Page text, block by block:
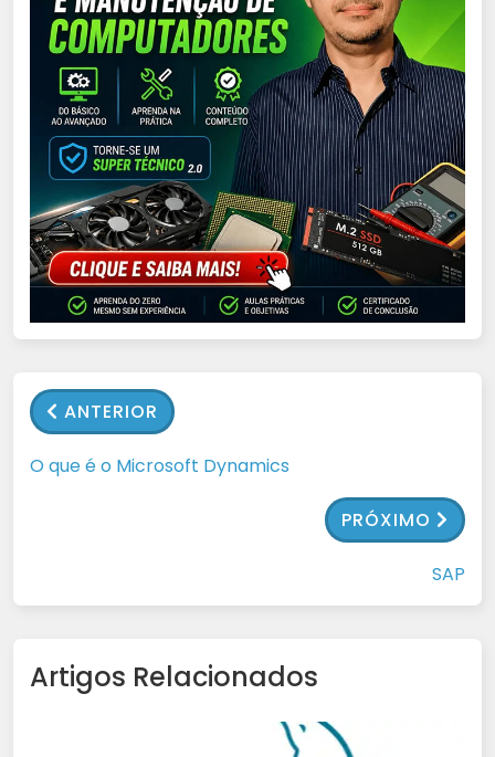
ANTERIOR
O que é o Microsoft Dynamics
PRÓXIMO
SAP
Artigos Relacionados